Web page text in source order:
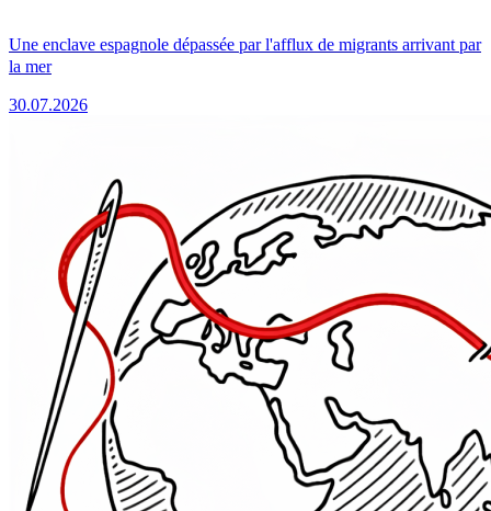
Une enclave espagnole dépassée par l'afflux de migrants arrivant par
la mer
30.07.2026